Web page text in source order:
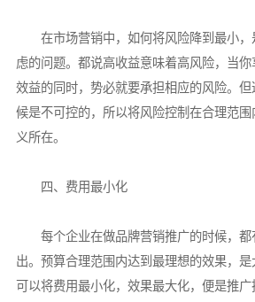
在市场营销中，如何将风险降到最小，
虑的问题。都说高收益意味着高风险，当
效益的同时，势必就要承担相应的风险。
候是不可控的，所以将风险控制在合理范
义所在。
四、费用最小化
每个企业在做品牌营销推广的时候，都
出。预算合理范围内达到最理想的效果，
可以将费用最小化，效果最大化，便是推